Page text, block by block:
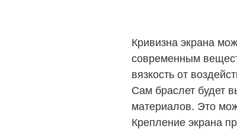
Кривизна экрана
современным
вязкость от
Сам браслет будет
материалов. Это
Крепление экрана